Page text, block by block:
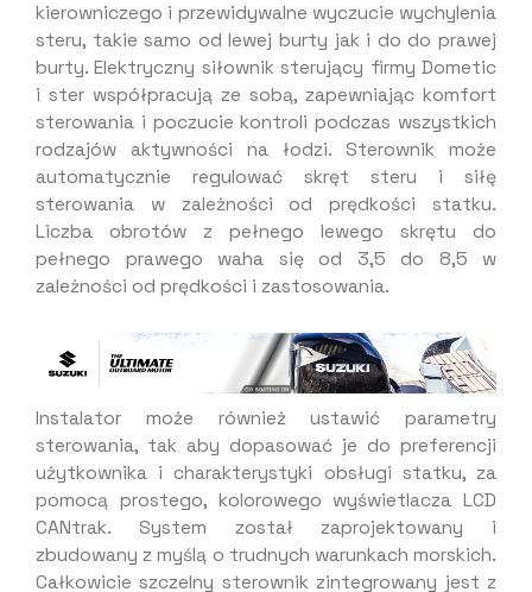
kierowniczego i przewidywalne wyczucie wychylenia
steru, takie samo od lewej burty jak i do do prawej
burty. Elektryczny siłownik sterujący firmy Dometic
i ster współpracują ze sobą, zapewniając komfort
sterowania i poczucie kontroli podczas wszystkich
rodzajów aktywności na łodzi. Sterownik może
automatycznie regulować skręt steru i siłę
sterowania w zależności od prędkości statku.
Liczba obrotów z pełnego lewego skrętu do
pełnego prawego waha się od 3,5 do 8,5 w
zależności od prędkości i zastosowania.
Instalator może również ustawić parametry
sterowania, tak aby dopasować je do preferencji
użytkownika i charakterystyki obsługi statku, za
pomocą prostego, kolorowego wyświetlacza LCD
CANtrak. System został zaprojektowany i
zbudowany z myślą o trudnych warunkach morskich.
Całkowicie szczelny sterownik zintegrowany jest z